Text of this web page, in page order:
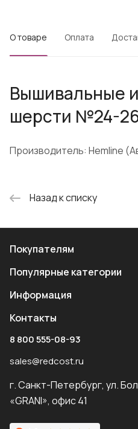
О товаре Оплата
Вышивальные
шерсти №24-
Производитель: Hemline
Назад к списку
Покупателям
Популярные категории
Информация
Контакты
8 800 555-08-93
sales@redcost.ru
г. Санкт-Петербург, ул.
«GRANI», офис 41